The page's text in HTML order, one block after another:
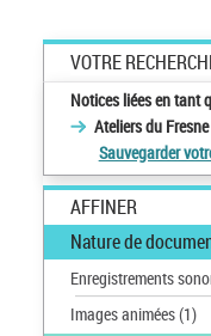
VOTRE
Notices liées en tant
Ateliers du Fresne
Sauvegarder
AFFINER
Nature de
Enregistrements
Images animées(1)